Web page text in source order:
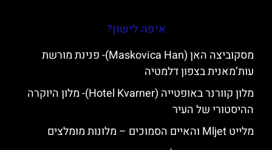
איפה לישון?
מסקוביצה האן (Maskovica Han)- פנינת מורשת
עות’מאנית בצפון דלמטיה
מלון קוורנר באופטייה (Hotel Kvarner)- מלון היוקרה
ההיסטורי של העיר
מלייט Mljet והאיים הסמוכים – מלונות מומלצים